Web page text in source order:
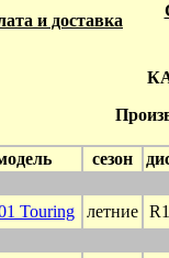
и доставка
сезон
Touring летние